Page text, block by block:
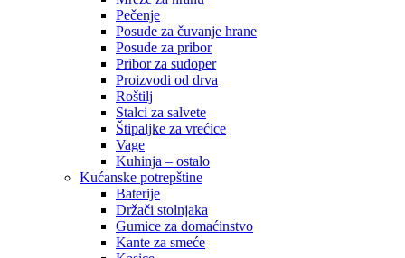
Pečenje
Posude za čuvanje hrane
Posude za pribor
Pribor za sudoper
Proizvodi od drva
Roštilj
Stalci za salvete
Štipaljke za vrećice
Vage
Kuhinja – ostalo
Kućanske potrepštine
Baterije
Držači stolnjaka
Gumice za domaćinstvo
Kante za smeće